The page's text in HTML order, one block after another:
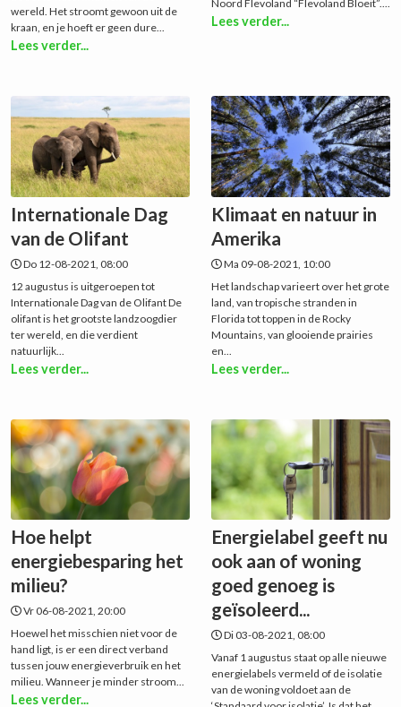
wereld. Het stroomt gewoon uit de
kraan, en je hoeft er geen dure...
Lees verder...
Noord Flevoland “Flevoland Bloeit”....
Lees verder...
Internationale Dag
van de Olifant
Do 12-08-2021, 08:00
12 augustus is uitgeroepen tot
Internationale Dag van de Olifant De
olifant is het grootste landzoogdier
ter wereld, en die verdient
natuurlijk...
Lees verder...
Klimaat en natuur in
Amerika
Ma 09-08-2021, 10:00
Het landschap varieert over het grote
land, van tropische stranden in
Florida tot toppen in de Rocky
Mountains, van glooiende prairies
en...
Lees verder...
Hoe helpt
energiebesparing het
milieu?
Vr 06-08-2021, 20:00
Hoewel het misschien niet voor de
hand ligt, is er een direct verband
tussen jouw energieverbruik en het
milieu. Wanneer je minder stroom...
Lees verder...
Energielabel geeft nu
ook aan of woning
goed genoeg is
geïsoleerd...
Di 03-08-2021, 08:00
Vanaf 1 augustus staat op alle nieuwe
energielabels vermeld of de isolatie
van de woning voldoet aan de